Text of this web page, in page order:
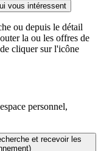
vous intéressent
ou depuis le détail
la ou les offres de
cliquer sur l'icône
personnel,
et recevoir les